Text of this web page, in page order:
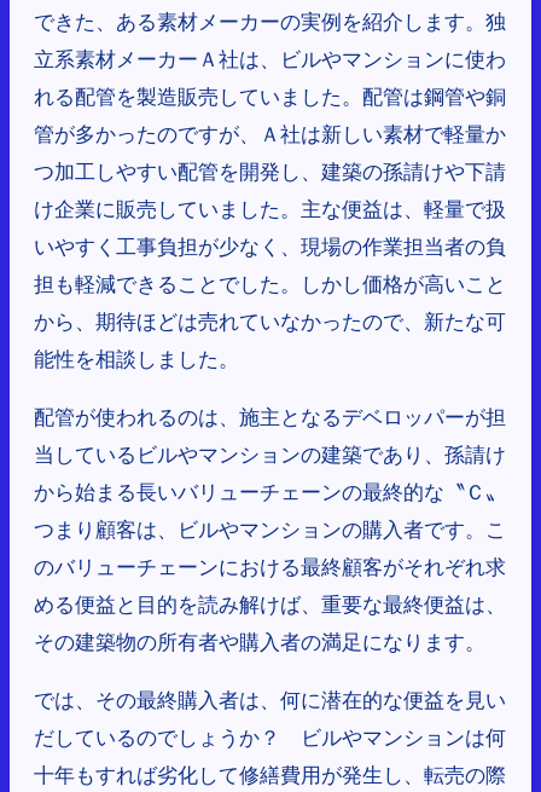
できた、ある素材メーカーの実例を紹介します。独
立系素材メーカーＡ社は、ビルやマンションに使わ
れる配管を製造販売していました。配管は鋼管や銅
管が多かったのですが、Ａ社は新しい素材で軽量か
つ加工しやすい配管を開発し、建築の孫請けや下請
け企業に販売していました。主な便益は、軽量で扱
いやすく工事負担が少なく、現場の作業担当者の負
担も軽減できることでした。しかし価格が高いこと
から、期待ほどは売れていなかったので、新たな可
能性を相談しました。
配管が使われるのは、施主となるデベロッパーが担
当しているビルやマンションの建築であり、孫請け
から始まる長いバリューチェーンの最終的な〝Ｃ〟
つまり顧客は、ビルやマンションの購入者です。こ
のバリューチェーンにおける最終顧客がそれぞれ求
める便益と目的を読み解けば、重要な最終便益は、
その建築物の所有者や購入者の満足になります。
では、その最終購入者は、何に潜在的な便益を見い
だしているのでしょうか？ ビルやマンションは何
十年もすれば劣化して修繕費用が発生し、転売の際